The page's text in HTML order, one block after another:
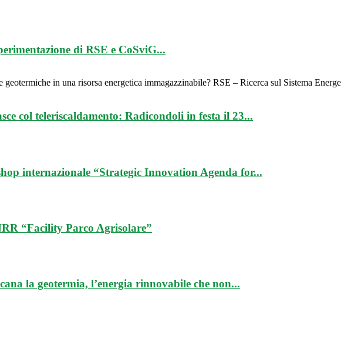
di RSE e CoSviG...
geotermiche in una risorsa energetica immagazzinabile? RSE – Ricerca sul Sistema
col teleriscaldamento: Radicondoli in festa il 23...
internazionale “Strategic Innovation Agenda for...
“Facility Parco Agrisolare”
la geotermia, l’energia rinnovabile che non...